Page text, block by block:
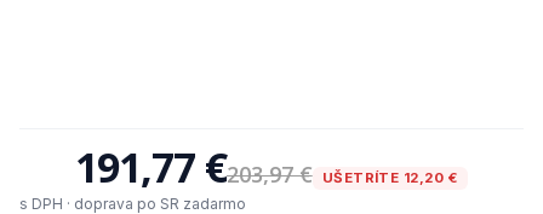
191,77 €203,97 € UŠETRÍTE 12,20 €
s DPH · doprava po SR zadarmo